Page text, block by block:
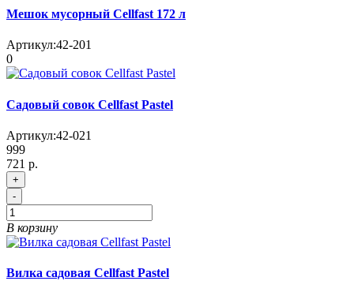
Мешок мусорный Cellfast 172 л
Артикул:42-201
0
Садовый совок Cellfast Pastel
Артикул:42-021
999
721 р.
+
-
В корзину
Вилка садовая Cellfast Pastel